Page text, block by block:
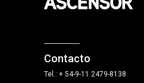
Contacto
Tel.: + 54-9-11 2479-8138